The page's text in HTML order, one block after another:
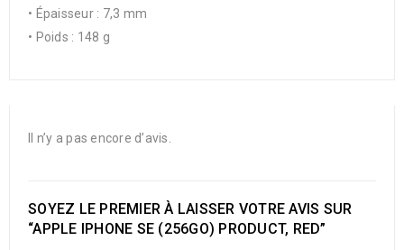
• Épaisseur : 7,3 mm
• Poids : 148 g
Il n’y a pas encore d’avis.
SOYEZ LE PREMIER À LAISSER VOTRE AVIS SUR
“APPLE IPHONE SE (256GO) PRODUCT, RED”